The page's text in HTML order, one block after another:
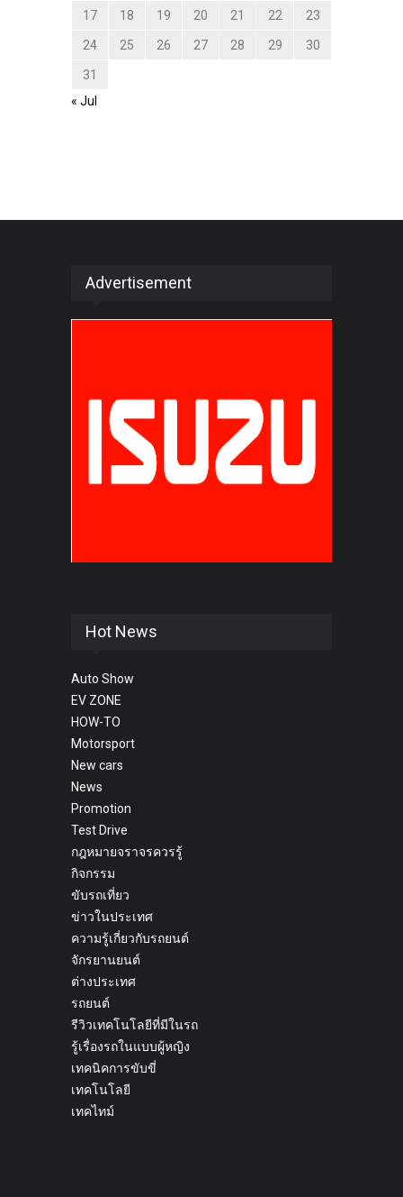
17 18 19 20 21 22 23
24 25 26 27 28 29 30
31
« Jul
Advertisement
Hot News
Auto Show
EV ZONE
HOW-TO
Motorsport
New cars
News
Promotion
Test Drive
กฎหมายจราจรควรรู้
กิจกรรม
ขับรถเที่ยว
ข่าวในประเทศ
ความรู้เกี่ยวกับรถยนต์
จักรยานยนต์
ต่างประเทศ
รถยนต์
รีวิวเทคโนโลยีที่มีในรถ
รู้เรื่องรถในแบบผู้หญิง
เทคนิคการขับขี่
เทคโนโลยี
เทคไทม์